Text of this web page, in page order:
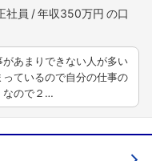
社員 年収350万円
あまりできない人が多い
ているので自分の仕事の
なので２…